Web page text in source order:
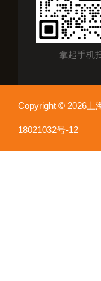
拿起手机
Copyright © 2026上
18021032号-12